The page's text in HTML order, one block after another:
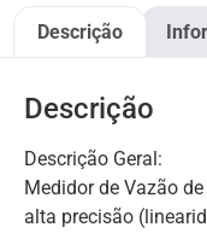
Descrição
Descrição
Descrição Geral:
Medidor de Vazão
alta precisão